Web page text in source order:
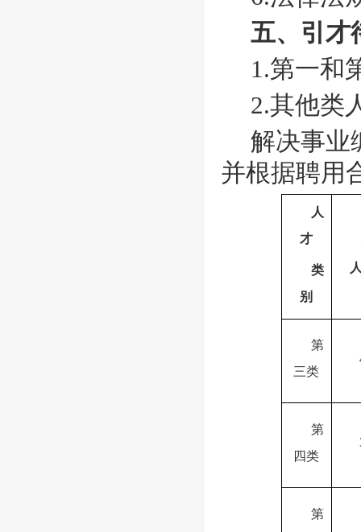
五、引才
1.第一和
2.其他类
解决事业
并根据聘用
人
才
类
别
第
三类
第
四类
第